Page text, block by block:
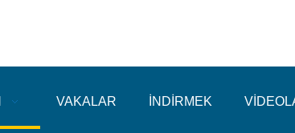
VAKALAR İNDİRMEK